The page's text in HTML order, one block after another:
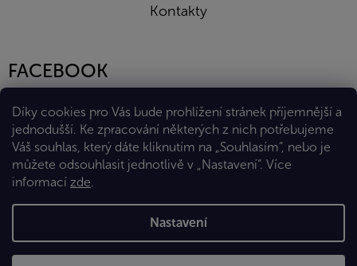
Díky cookies pro Vás bude prohlížení stránek příjemnější a
jednodušší. Ke zpracování některých z nich potřebujeme
Váš souhlas, který dáte kliknutím na „Souhlasím“, nebo je
můžete odsouhlasit jednotlivě v „Nastavení“. Více
informací zde.
Nastavení
Kontakty
FACEBOOK
Vytvořil Shoptet Premium
Copyright 2026Eshop Diana Company, spol. s r.o.. Všechna